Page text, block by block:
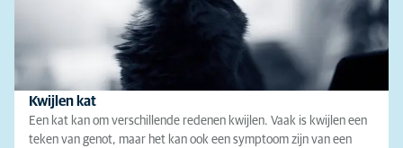
Kwijlen kat
Een kat kan om verschillende redenen kwijlen. Vaak is kwijlen een
teken van genot, maar het kan ook een symptoom zijn van een